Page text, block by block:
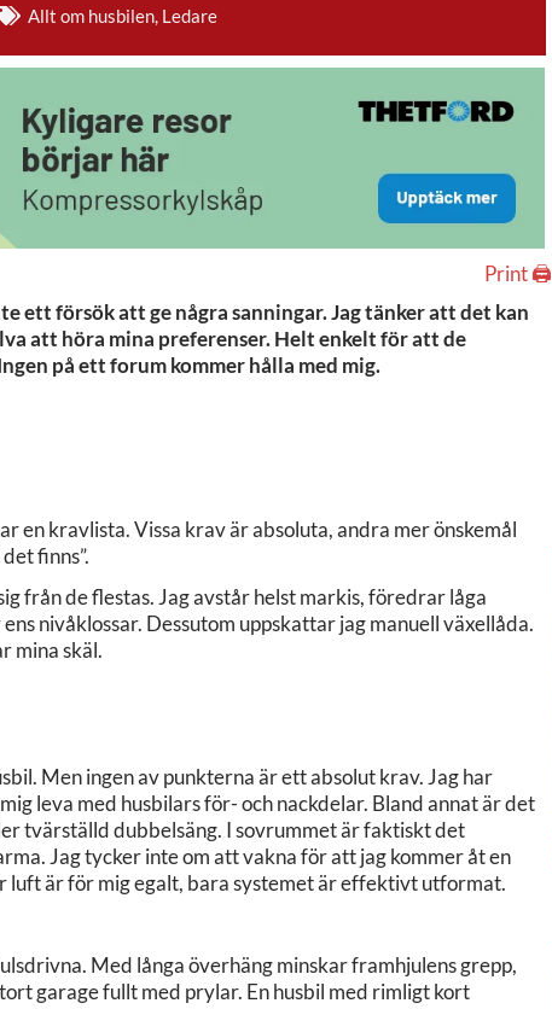
Allt om husbilen, Ledare
Print 🖨
ett försök att ge några sanningar. Jag tänker att det kan
att höra mina preferenser. Helt enkelt för att de
på ett forum kommer hålla med mig.
en kravlista. Vissa krav är absoluta, andra mer önskemål
finns”.
från de flestas. Jag avstår helst markis, föredrar låga
nivåklossar. Dessutom uppskattar jag manuell växellåda.
mina skäl.
Men ingen av punkterna är ett absolut krav. Jag har
leva med husbilars för- och nackdelar. Bland annat är det
tvärställd dubbelsäng. I sovrummet är faktiskt det
Jag tycker inte om att vakna för att jag kommer åt en
luft är för mig egalt, bara systemet är effektivt utformat.
Med långa överhäng minskar framhjulens grepp,
garage fullt med prylar. En husbil med rimligt kort